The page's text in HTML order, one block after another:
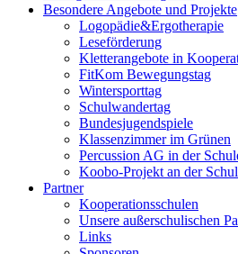
Besondere Angebote und Projekte
Logopädie&Ergotherapie
Leseförderung
Kletterangebote in
FitKom Bewegungstag
Wintersporttag
Schulwandertag
Bundesjugendspiele
Klassenzimmer im Grünen
Percussion AG in der
Koobo-Projekt an der
Partner
Kooperationsschulen
Unsere außerschulischen
Links